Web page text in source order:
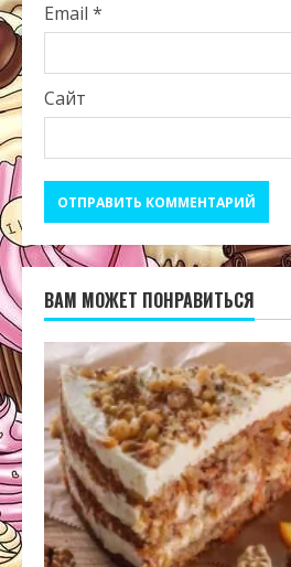
Email *
Сайт
ВАМ МОЖЕТ ПОНРАВИТЬСЯ